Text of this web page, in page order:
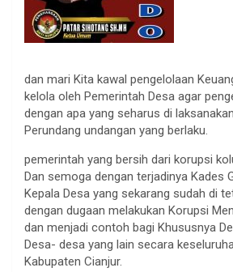
dan mari Kita kawal pengelolaan
kelola oleh Pemerintah Desa agar
dengan apa yang seharus di
Perundang undangan yang berlaku.
pemerintah yang bersih dari korupsi
Dan semoga dengan terjadinya Kades
Kepala Desa yang sekarang sudah di
dengan dugaan melakukan Korupsi
dan menjadi contoh bagi Khususnya
Desa- desa yang lain secara
Kabupaten Cianjur.